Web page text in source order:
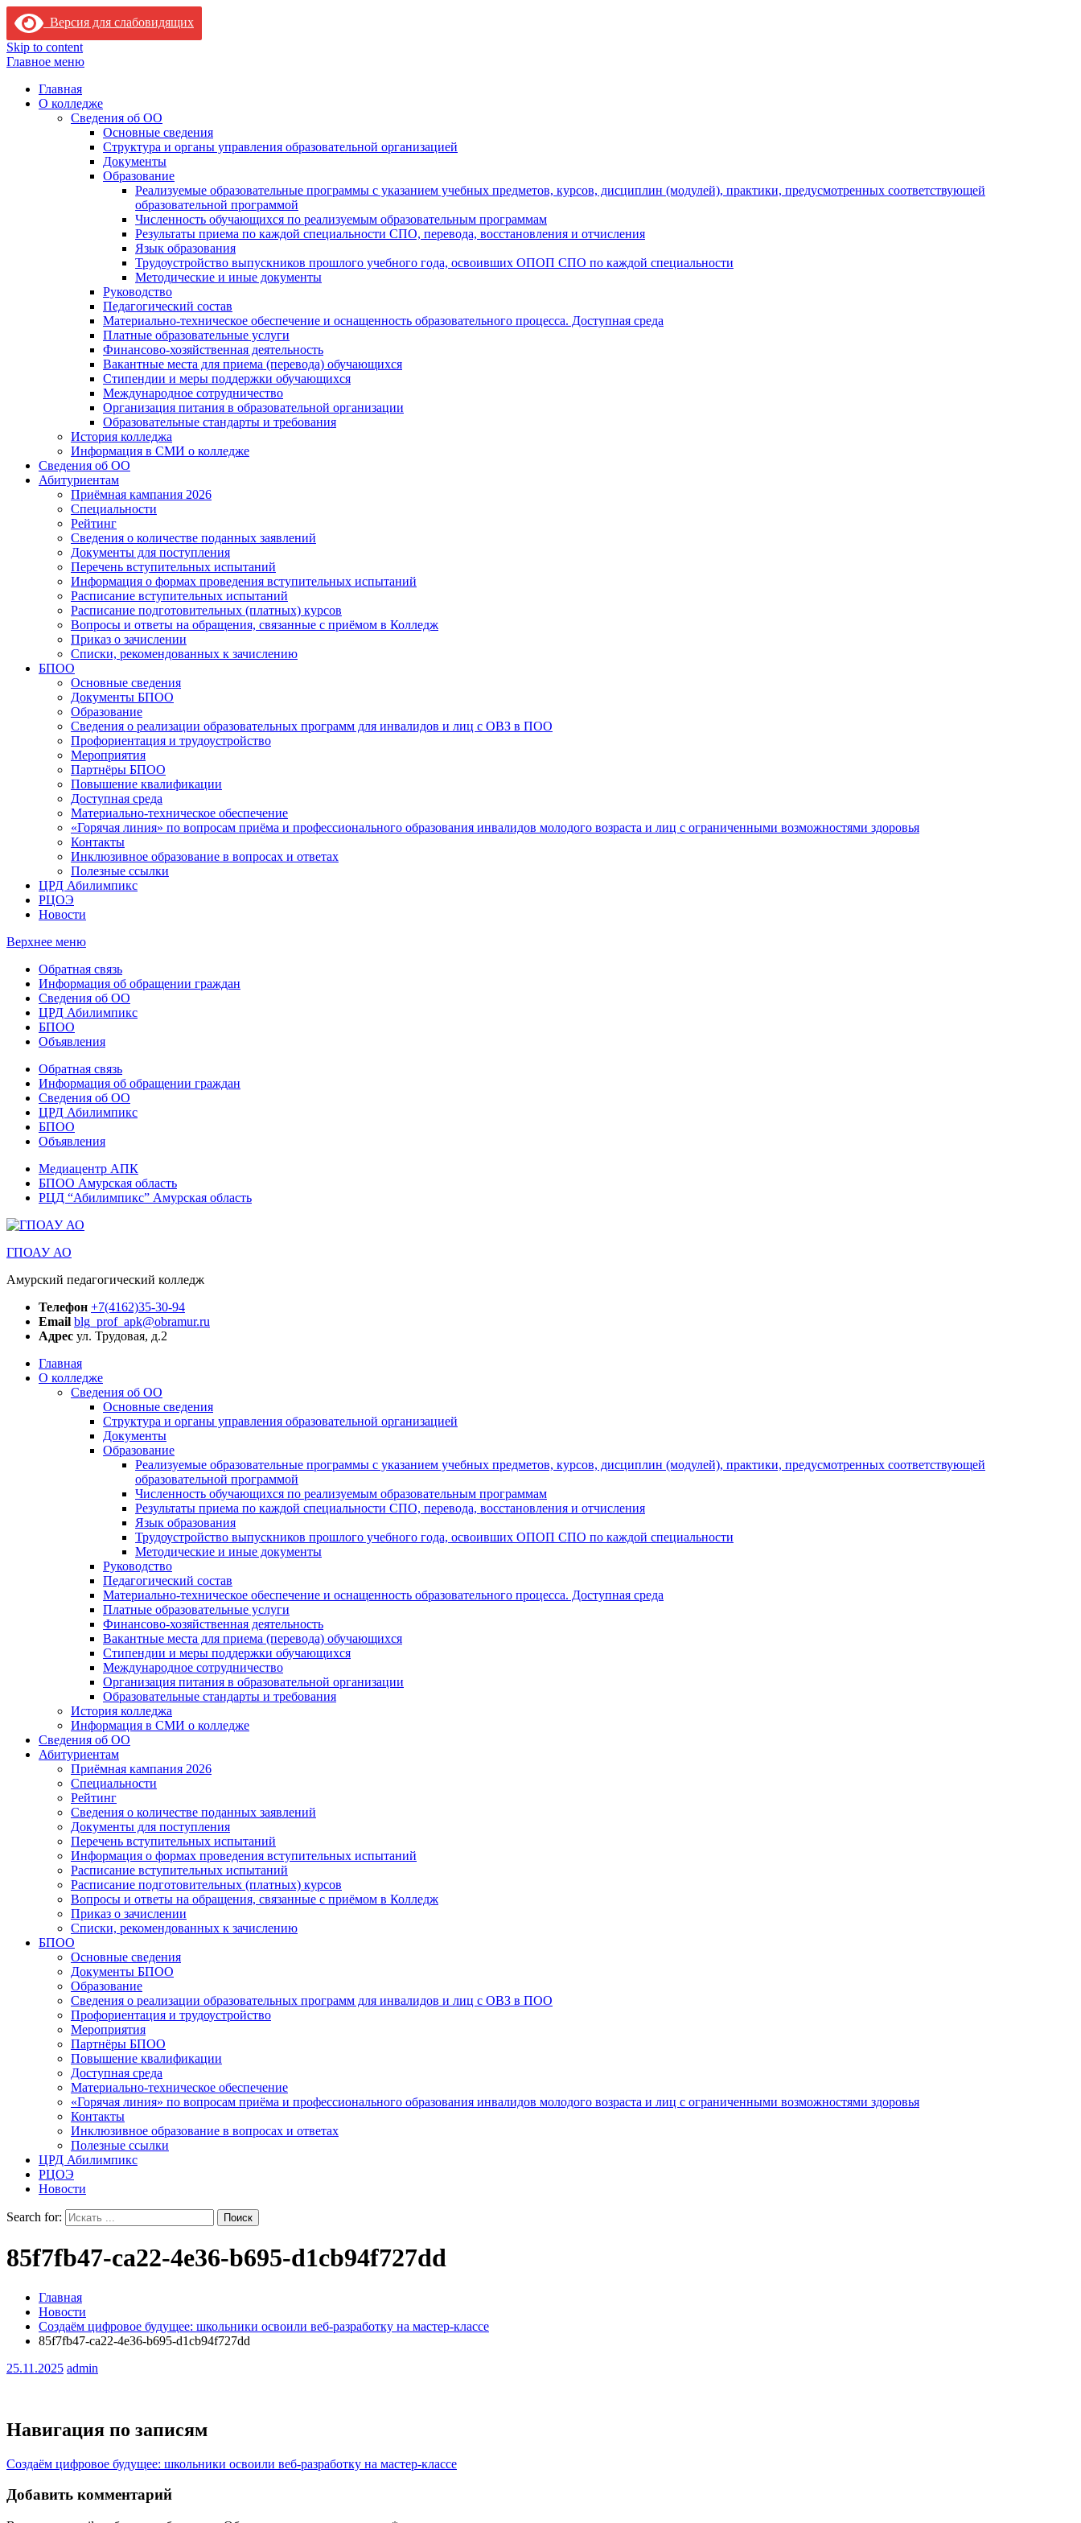
Версия для слабовидящих
Skip to content
Главное меню
Главная
О колледже
Сведения об ОО
Основные сведения
Структура и органы управления образовательной организацией
Документы
Образование
Реализуемые образовательные программы с указанием учебных предметов, курсов, дисциплин (модулей), практики, предусмотренных соответствующей
образовательной программой
Численность обучающихся по реализуемым образовательным программам
Результаты приема по каждой специальности СПО, перевода, восстановления и отчисления
Язык образования
Трудоустройство выпускников прошлого учебного года, освоивших ОПОП СПО по каждой специальности
Методические и иные документы
Руководство
Педагогический состав
Материально-техническое обеспечение и оснащенность образовательного процесса. Доступная среда
Платные образовательные услуги
Финансово-хозяйственная деятельность
Вакантные места для приема (перевода) обучающихся
Стипендии и меры поддержки обучающихся
Международное сотрудничество
Организация питания в образовательной организации
Образовательные стандарты и требования
История колледжа
Информация в СМИ о колледже
Сведения об ОО
Абитуриентам
Приёмная кампания 2026
Специальности
Рейтинг
Сведения о количестве поданных заявлений
Документы для поступления
Перечень вступительных испытаний
Информация о формах проведения вступительных испытаний
Расписание вступительных испытаний
Расписание подготовительных (платных) курсов
Вопросы и ответы на обращения, связанные с приёмом в Колледж
Приказ о зачислении
Списки, рекомендованных к зачислению
БПОО
Основные сведения
Документы БПОО
Образование
Сведения о реализации образовательных программ для инвалидов и лиц с ОВЗ в ПОО
Профориентация и трудоустройство
Мероприятия
Партнёры БПОО
Повышение квалификации
Доступная среда
Материально-техническое обеспечение
«Горячая линия» по вопросам приёма и профессионального образования инвалидов молодого возраста и лиц с ограниченными возможностями здоровья
Контакты
Инклюзивное образование в вопросах и ответах
Полезные ссылки
ЦРД Абилимпикс
РЦОЭ
Новости
Верхнее меню
Обратная связь
Информация об обращении граждан
Сведения об ОО
ЦРД Абилимпикс
БПОО
Объявления
Обратная связь
Информация об обращении граждан
Сведения об ОО
ЦРД Абилимпикс
БПОО
Объявления
Медиацентр АПК
БПОО Амурская область
РЦД “Абилимпикс” Амурская область
ГПОАУ АО
Амурский педагогический колледж
Телефон +7(4162)35-30-94
Email blg_prof_apk@obramur.ru
Адрес ул. Трудовая, д.2
Главная
О колледже
Сведения об ОО
Основные сведения
Структура и органы управления образовательной организацией
Документы
Образование
Реализуемые образовательные программы с указанием учебных предметов, курсов, дисциплин (модулей), практики, предусмотренных соответствующей
образовательной программой
Численность обучающихся по реализуемым образовательным программам
Результаты приема по каждой специальности СПО, перевода, восстановления и отчисления
Язык образования
Трудоустройство выпускников прошлого учебного года, освоивших ОПОП СПО по каждой специальности
Методические и иные документы
Руководство
Педагогический состав
Материально-техническое обеспечение и оснащенность образовательного процесса. Доступная среда
Платные образовательные услуги
Финансово-хозяйственная деятельность
Вакантные места для приема (перевода) обучающихся
Стипендии и меры поддержки обучающихся
Международное сотрудничество
Организация питания в образовательной организации
Образовательные стандарты и требования
История колледжа
Информация в СМИ о колледже
Сведения об ОО
Абитуриентам
Приёмная кампания 2026
Специальности
Рейтинг
Сведения о количестве поданных заявлений
Документы для поступления
Перечень вступительных испытаний
Информация о формах проведения вступительных испытаний
Расписание вступительных испытаний
Расписание подготовительных (платных) курсов
Вопросы и ответы на обращения, связанные с приёмом в Колледж
Приказ о зачислении
Списки, рекомендованных к зачислению
БПОО
Основные сведения
Документы БПОО
Образование
Сведения о реализации образовательных программ для инвалидов и лиц с ОВЗ в ПОО
Профориентация и трудоустройство
Мероприятия
Партнёры БПОО
Повышение квалификации
Доступная среда
Материально-техническое обеспечение
«Горячая линия» по вопросам приёма и профессионального образования инвалидов молодого возраста и лиц с ограниченными возможностями здоровья
Контакты
Инклюзивное образование в вопросах и ответах
Полезные ссылки
ЦРД Абилимпикс
РЦОЭ
Новости
Search for:
85f7fb47-ca22-4e36-b695-d1cb94f727dd
Главная
Новости
Создаём цифровое будущее: школьники освоили веб-разработку на мастер-классе
85f7fb47-ca22-4e36-b695-d1cb94f727dd
25.11.2025 admin
Навигация по записям
Создаём цифровое будущее: школьники освоили веб-разработку на мастер-классе
Добавить комментарий